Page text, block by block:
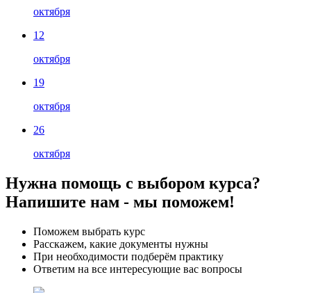
октября
12
октября
19
октября
26
октября
Нужна помощь с выбором курса?
Напишите нам - мы поможем!
Поможем выбрать курс
Расскажем, какие документы нужны
При необходимости подберём практику
Ответим на все интересующие вас вопросы